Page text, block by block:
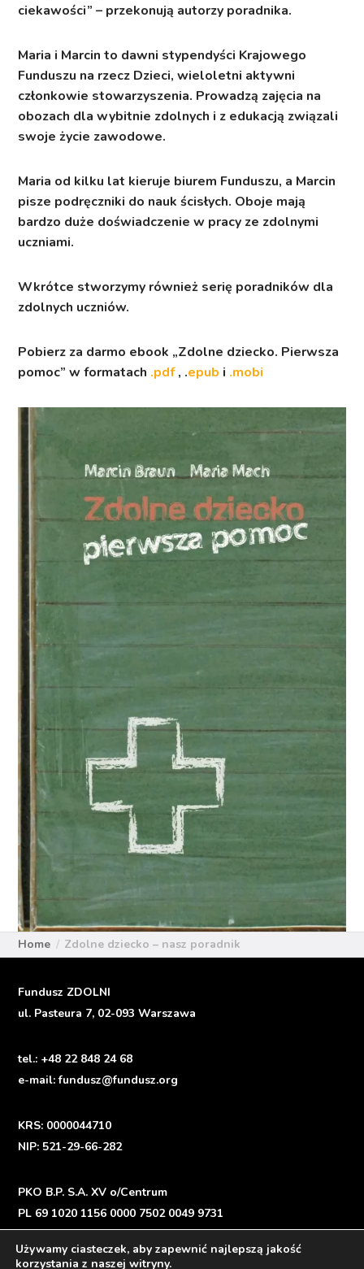
ciekawości” – przekonują autorzy poradnika.
Maria i Marcin to dawni stypendyści Krajowego
Funduszu na rzecz Dzieci, wieloletni aktywni
członkowie stowarzyszenia. Prowadzą zajęcia na
obozach dla wybitnie zdolnych i z edukacją związali
swoje życie zawodowe.
Maria od kilku lat kieruje biurem Funduszu, a Marcin
pisze podręczniki do nauk ścisłych. Oboje mają
bardzo duże doświadczenie w pracy ze zdolnymi
uczniami.
Wkrótce stworzymy również serię poradników dla
zdolnych uczniów.
Pobierz za darmo ebook „Zdolne dziecko. Pierwsza
pomoc” w formatach .pdf, .epub i .mobi
Home Zdolne dziecko – nasz poradnik
Fundusz ZDOLNI
ul. Pasteura 7, 02-093 Warszawa
tel.: +48 22 848 24 68
e-mail:fundusz@fundusz.org
KRS: 0000044710
NIP: 521-29-66-282
PKO B.P. S.A. XV o/Centrum
PL 69 1020 1156 0000 7502 0049 9731
Używamy ciasteczek, aby zapewnić najlepszą jakość
korzystania z naszej witryny.